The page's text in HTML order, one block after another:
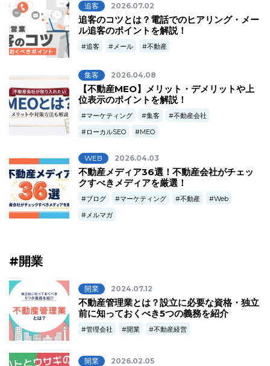
追客 2026.07.02
追客のコツとは？電話でのヒアリング・メー
ル追客のポイントを解説！
追客 メール 不動産
集客 2026.04.08
【不動産MEO】メリット・デメリットや上
位表示のポイントを解説！
マーケティング 集客
不動産会社
ローカルSEO
MEO
WEB 2026.04.03
不動産メディア36選！不動産会社がチェッ
クすべきメディアを厳選！
ブログ マーケティング 不動産
Web
メルマガ
#開業
開業 2024.07.12
不動産管理業とは？設立に必要な資格・独立
前に知っておくべき5つの義務を紹介
管理会社 開業 不動産経営
開業 2026.02.05